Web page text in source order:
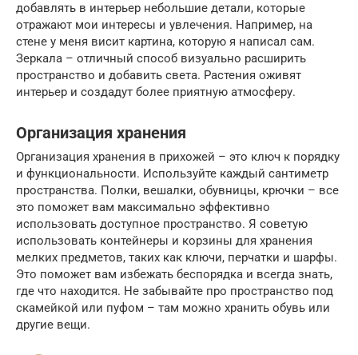
добавлять в интерьер небольшие детали, которые
отражают мои интересы и увлечения. Например, на
стене у меня висит картина, которую я написал сам.
Зеркала – отличный способ визуально расширить
пространство и добавить света. Растения оживят
интерьер и создадут более приятную атмосферу.
Организация хранения
Организация хранения в прихожей – это ключ к порядку
и функциональности. Используйте каждый сантиметр
пространства. Полки, вешалки, обувницы, крючки – все
это поможет вам максимально эффективно
использовать доступное пространство. Я советую
использовать контейнеры и корзины для хранения
мелких предметов, таких как ключи, перчатки и шарфы.
Это поможет вам избежать беспорядка и всегда знать,
где что находится. Не забывайте про пространство под
скамейкой или пуфом – там можно хранить обувь или
другие вещи.